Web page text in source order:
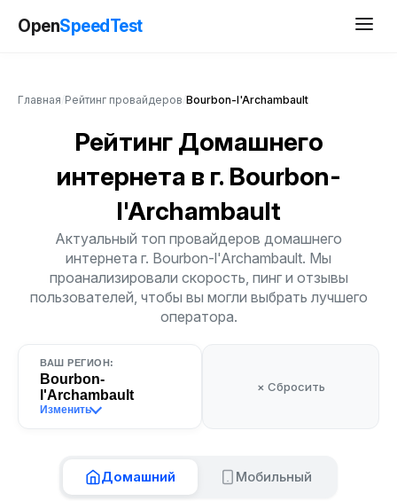
OpenSpeedTest
Главная Рейтинг провайдеров Bourbon-l'Archambault
Рейтинг Домашнего
интернета в г. Bourbon-
l'Archambault
Актуальный топ провайдеров домашнего
интернета г. Bourbon-l'Archambault. Мы
проанализировали скорость, пинг и отзывы
пользователей, чтобы вы могли выбрать лучшего
оператора.
ВАШ РЕГИОН:
Bourbon-
l'Archambault
Изменить
× Сбросить
Домашний Мобильный